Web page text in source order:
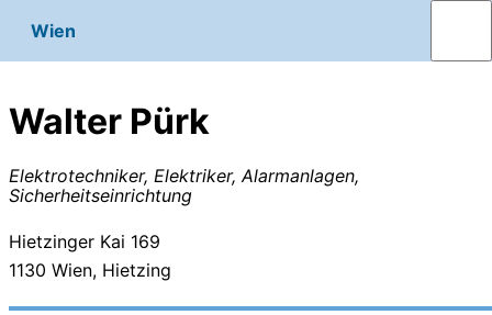
Wien
Walter Pürk
Elektrotechniker, Elektriker, Alarmanlagen,
Sicherheitseinrichtung
Hietzinger Kai 169
1130 Wien, Hietzing